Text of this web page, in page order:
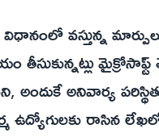
వస్తున్న
మైక్రోసాఫ్ట్
అనివార్య
ఉద్యోగులకు రాసిన